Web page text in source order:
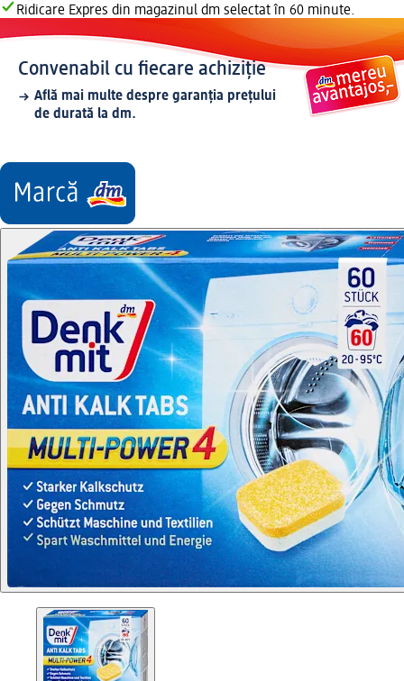
Ridicare Expres din magazinul dm selectat în 60 minute.
Convenabil cu fiecare achiziție
Află mai multe despre garanția prețului
de durată la dm.